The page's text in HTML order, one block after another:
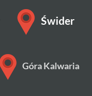
Świder
Góra Kalwaria